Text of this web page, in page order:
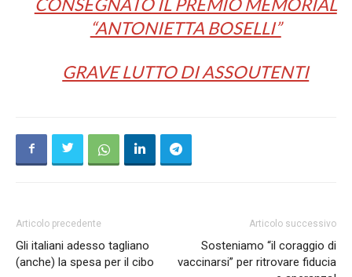
“ANTONIETTA BOSELLI”
GRAVE LUTTO DI ASSOUTENTI
Articolo precedente
Gli italiani adesso tagliano
(anche) la spesa per il cibo
Articolo successivo
Sosteniamo “il coraggio di
vaccinarsi” per ritrovare fiducia